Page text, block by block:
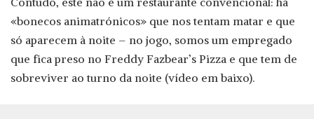
«bonecos animatrónicos» que nos tentam matar e que
só aparecem à noite – no jogo, somos um empregado
que fica preso no Freddy Fazbear’s Pizza e que tem de
sobreviver ao turno da noite (vídeo em baixo).